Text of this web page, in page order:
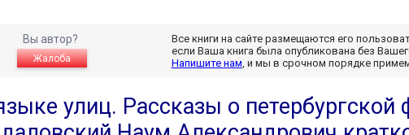
Вы автор?
Жалоба
Все книги на сайте размещаются его
если Ваша книга была опубликована без
Напишите нам, и мы в срочном порядке
улиц. Рассказы о петербургской